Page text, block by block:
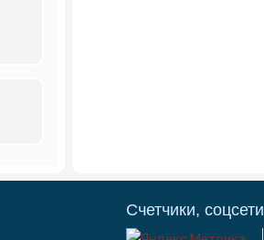
Счетчики, соцсети